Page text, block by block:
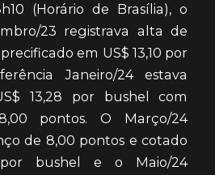
(Horário de Brasília), o
23 registrava alta de
em US$ 13,10 por
Janeiro/24 estava
13,28 por bushel com
pontos. O Março/24
de 8,00 pontos e cotado
bushel e o Maio/24